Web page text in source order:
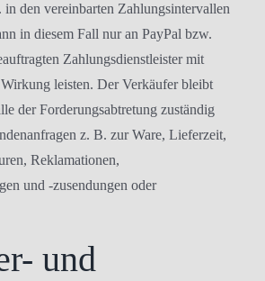
den vereinbarten Zahlungsintervallen
in diesem Fall nur an PayPal bzw.
Zahlungsdienstleister mit
leisten. Der Verkäufer bleibt
der Forderungsabtretung zuständig
z. B. zur Ware, Lieferzeit,
Reklamationen,
und -zusendungen oder
und